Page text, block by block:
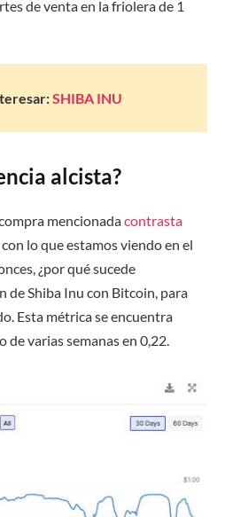
de venta en la friolera de 1
SHIBA INU
alcista?
mencionadacontrasta
lo que estamos viendo en el
¿por qué sucede
de Shiba Inu con Bitcoin, para
Esta métrica se encuentra
varias semanas en 0,22.